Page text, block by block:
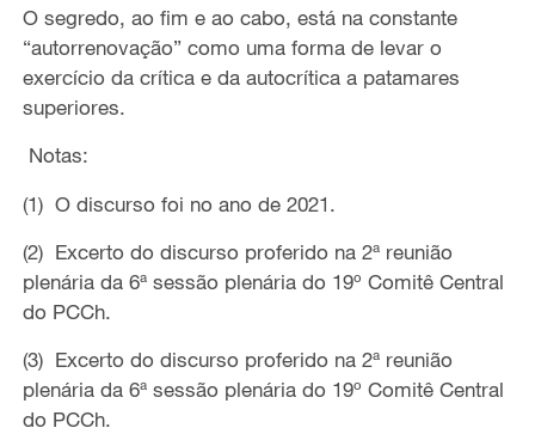
O segredo, ao fim e ao cabo, está na constante
“autorrenovação” como uma forma de levar o
exercício da crítica e da autocrítica a patamares
superiores.
Notas:
(1) O discurso foi no ano de 2021.
(2) Excerto do discurso proferido na 2ª reunião
plenária da 6ª sessão plenária do 19º Comitê Central
do PCCh.
(3) Excerto do discurso proferido na 2ª reunião
plenária da 6ª sessão plenária do 19º Comitê Central
do PCCh.